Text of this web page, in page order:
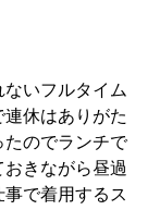
いフルタイム
休はありがた
のでランチで
きながら昼過
で着用するス